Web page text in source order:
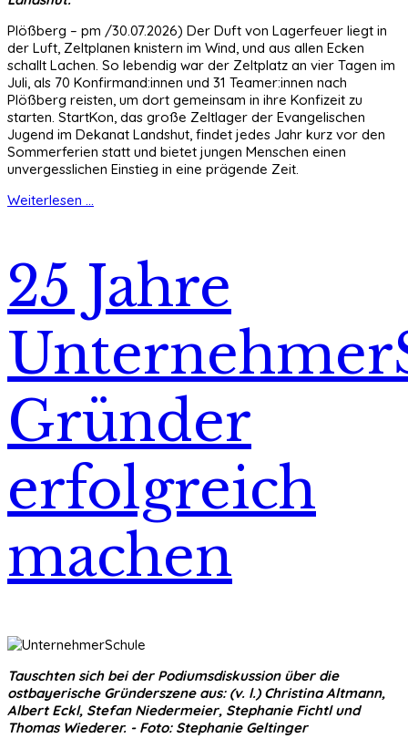
Plößberg – pm /30.07.2026) Der Duft von Lagerfeuer liegt in
der Luft, Zeltplanen knistern im Wind, und aus allen Ecken
schallt Lachen. So lebendig war der Zeltplatz an vier Tagen im
Juli, als 70 Konfirmand:innen und 31 Teamer:innen nach
Plößberg reisten, um dort gemeinsam in ihre Konfizeit zu
starten. StartKon, das große Zeltlager der Evangelischen
Jugend im Dekanat Landshut, findet jedes Jahr kurz vor den
Sommerferien statt und bietet jungen Menschen einen
unvergesslichen Einstieg in eine prägende Zeit.
Weiterlesen ...
25 Jahre
Gründer
erfolgreich
machen
Tauschten sich bei der Podiumsdiskussion über die
ostbayerische Gründerszene aus: (v. l.) Christina Altmann,
Albert Eckl, Stefan Niedermeier, Stephanie Fichtl und
Thomas Wiederer. - Foto: Stephanie Geltinger